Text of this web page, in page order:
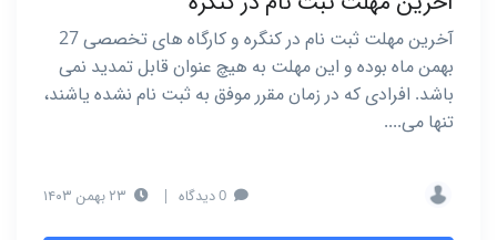
آخرین مهلت ثبت نام در کنگره و کارگاه های تخصصی 27
بهمن ماه بوده و این مهلت به هیچ عنوان قابل تمدید نمی
باشد. افرادی که در زمان مقرر موفق به ثبت نام نشده یاشند،
تنها می....
|